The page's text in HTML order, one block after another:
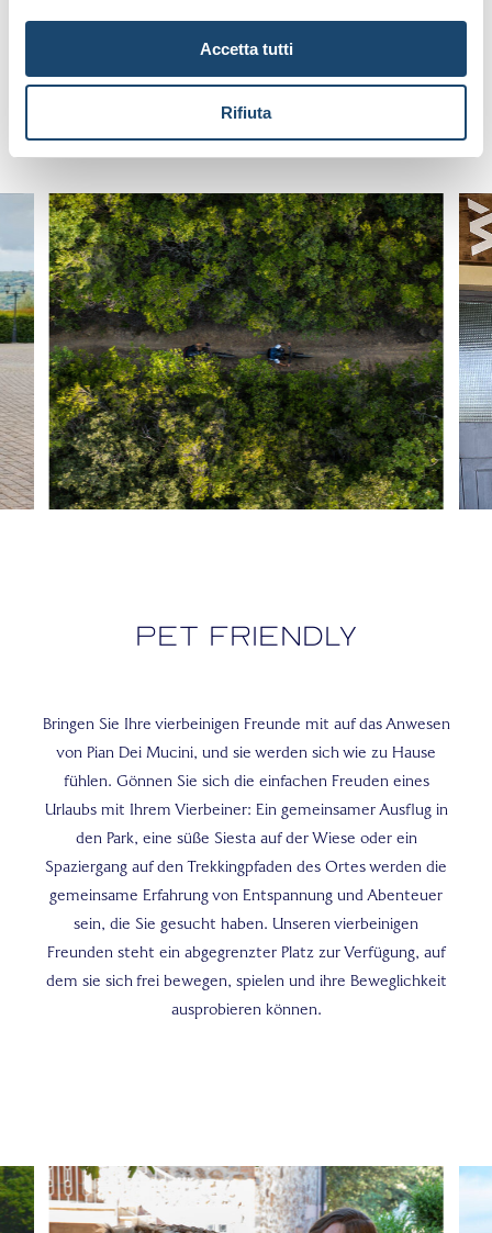
Accetta tutti
Rifiuta
Pet Friendly
Bringen Sie Ihre vierbeinigen Freunde mit auf das Anwesen
von Pian Dei Mucini, und sie werden sich wie zu Hause
fühlen. Gönnen Sie sich die einfachen Freuden eines
Urlaubs mit Ihrem Vierbeiner: Ein gemeinsamer Ausflug in
den Park, eine süße Siesta auf der Wiese oder ein
Spaziergang auf den Trekkingpfaden des Ortes werden die
gemeinsame Erfahrung von Entspannung und Abenteuer
sein, die Sie gesucht haben. Unseren vierbeinigen
Freunden steht ein abgegrenzter Platz zur Verfügung, auf
dem sie sich frei bewegen, spielen und ihre Beweglichkeit
ausprobieren können.